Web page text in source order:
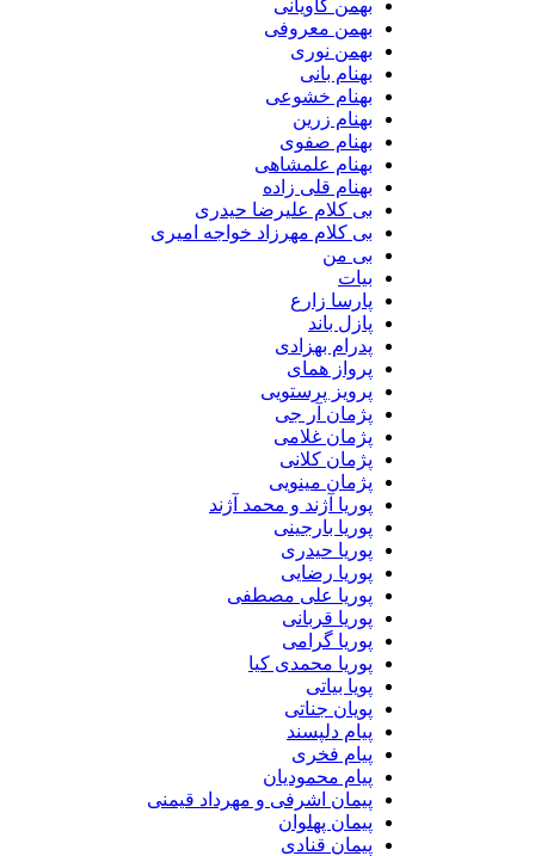
بهمن کاویانی
بهمن معروفی
بهمن نوری
بهنام بانی
بهنام خشوعی
بهنام زرین
بهنام صفوی
بهنام علمشاهی
بهنام قلی زاده
بی کلام علیرضا حیدری
بی کلام مهرزاد خواجه امیری
بی من
بیات
پارسا زارع
پازل باند
پدرام بهزادی
پرواز همای
پرویز پرستویی
پژمان آر جی
پژمان غلامی
پژمان کلانی
پژمان مینویی
پوریا آژند و محمد آژند
پوریا بارجینی
پوریا حیدری
پوریا رضایی
پوریا علی مصطفی
پوریا قربانی
پوریا گرامی
پوریا محمدی کیا
پویا بیاتی
پویان جناتی
پیام دلپسند
پیام فخری
پیام محمودیان
پیمان اشرفی و مهرداد قیمنی
پیمان پهلوان
پیمان قنادی